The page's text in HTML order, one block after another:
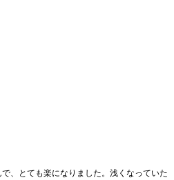
、とても楽になりました。浅くなっていた